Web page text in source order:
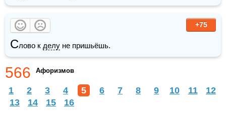
+75
Слово к делу не пришьёшь.
566 Афоризмов
1 2 3 4 5 6 7 8 9 10 11
12
13
14 15 16